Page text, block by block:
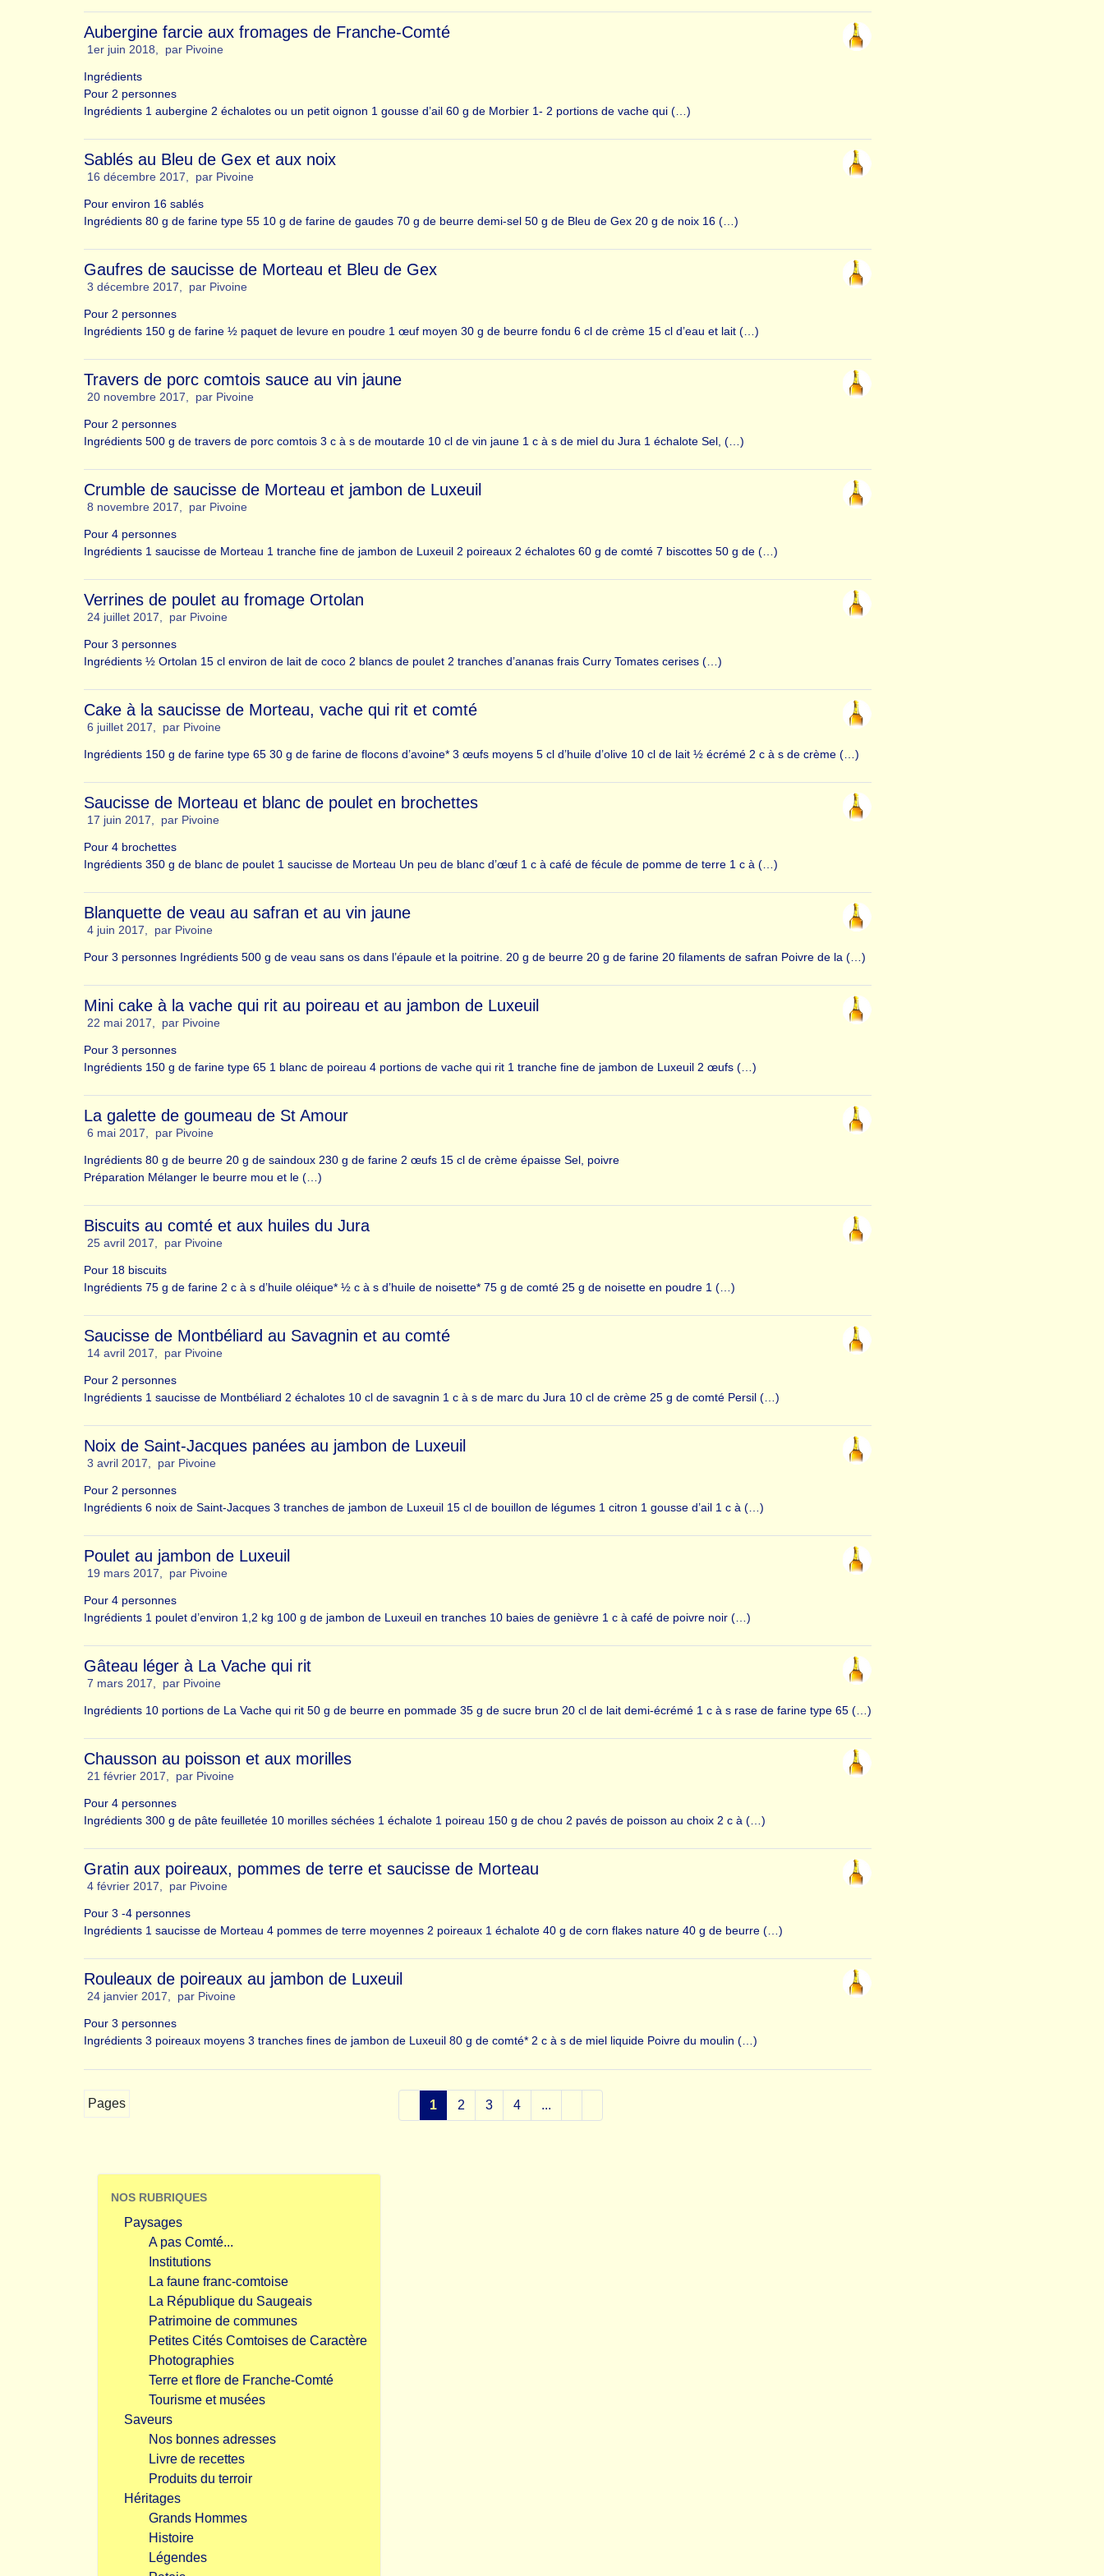
Aubergine farcie aux fromages de Franche-Comté
1er juin 2018, par Pivoine
Ingrédients
Pour 2 personnes
Ingrédients 1 aubergine 2 échalotes ou un petit oignon 1 gousse d’ail 60 g de Morbier 1- 2 portions de vache qui (…)
Sablés au Bleu de Gex et aux noix
16 décembre 2017, par Pivoine
Pour environ 16 sablés
Ingrédients 80 g de farine type 55 10 g de farine de gaudes 70 g de beurre demi-sel 50 g de Bleu de Gex 20 g de noix 16 (…)
Gaufres de saucisse de Morteau et Bleu de Gex
3 décembre 2017, par Pivoine
Pour 2 personnes
Ingrédients 150 g de farine ½ paquet de levure en poudre 1 œuf moyen 30 g de beurre fondu 6 cl de crème 15 cl d’eau et lait (…)
Travers de porc comtois sauce au vin jaune
20 novembre 2017, par Pivoine
Pour 2 personnes
Ingrédients 500 g de travers de porc comtois 3 c à s de moutarde 10 cl de vin jaune 1 c à s de miel du Jura 1 échalote Sel, (…)
Crumble de saucisse de Morteau et jambon de Luxeuil
8 novembre 2017, par Pivoine
Pour 4 personnes
Ingrédients 1 saucisse de Morteau 1 tranche fine de jambon de Luxeuil 2 poireaux 2 échalotes 60 g de comté 7 biscottes 50 g de (…)
Verrines de poulet au fromage Ortolan
24 juillet 2017, par Pivoine
Pour 3 personnes
Ingrédients ½ Ortolan 15 cl environ de lait de coco 2 blancs de poulet 2 tranches d’ananas frais Curry Tomates cerises (…)
Cake à la saucisse de Morteau, vache qui rit et comté
6 juillet 2017, par Pivoine
Ingrédients 150 g de farine type 65 30 g de farine de flocons d’avoine* 3 œufs moyens 5 cl d’huile d’olive 10 cl de lait ½ écrémé 2 c à s de crème (…)
Saucisse de Morteau et blanc de poulet en brochettes
17 juin 2017, par Pivoine
Pour 4 brochettes
Ingrédients 350 g de blanc de poulet 1 saucisse de Morteau Un peu de blanc d’œuf 1 c à café de fécule de pomme de terre 1 c à (…)
Blanquette de veau au safran et au vin jaune
4 juin 2017, par Pivoine
Pour 3 personnes Ingrédients 500 g de veau sans os dans l’épaule et la poitrine. 20 g de beurre 20 g de farine 20 filaments de safran Poivre de la (…)
Mini cake à la vache qui rit au poireau et au jambon de Luxeuil
22 mai 2017, par Pivoine
Pour 3 personnes
Ingrédients 150 g de farine type 65 1 blanc de poireau 4 portions de vache qui rit 1 tranche fine de jambon de Luxeuil 2 œufs (…)
La galette de goumeau de St Amour
6 mai 2017, par Pivoine
Ingrédients 80 g de beurre 20 g de saindoux 230 g de farine 2 œufs 15 cl de crème épaisse Sel, poivre
Préparation Mélanger le beurre mou et le (…)
Biscuits au comté et aux huiles du Jura
25 avril 2017, par Pivoine
Pour 18 biscuits
Ingrédients 75 g de farine 2 c à s d’huile oléique* ½ c à s d’huile de noisette* 75 g de comté 25 g de noisette en poudre 1 (…)
Saucisse de Montbéliard au Savagnin et au comté
14 avril 2017, par Pivoine
Pour 2 personnes
Ingrédients 1 saucisse de Montbéliard 2 échalotes 10 cl de savagnin 1 c à s de marc du Jura 10 cl de crème 25 g de comté Persil (…)
Noix de Saint-Jacques panées au jambon de Luxeuil
3 avril 2017, par Pivoine
Pour 2 personnes
Ingrédients 6 noix de Saint-Jacques 3 tranches de jambon de Luxeuil 15 cl de bouillon de légumes 1 citron 1 gousse d’ail 1 c à (…)
Poulet au jambon de Luxeuil
19 mars 2017, par Pivoine
Pour 4 personnes
Ingrédients 1 poulet d’environ 1,2 kg 100 g de jambon de Luxeuil en tranches 10 baies de genièvre 1 c à café de poivre noir (…)
Gâteau léger à La Vache qui rit
7 mars 2017, par Pivoine
Ingrédients 10 portions de La Vache qui rit 50 g de beurre en pommade 35 g de sucre brun 20 cl de lait demi-écrémé 1 c à s rase de farine type 65 (…)
Chausson au poisson et aux morilles
21 février 2017, par Pivoine
Pour 4 personnes
Ingrédients 300 g de pâte feuilletée 10 morilles séchées 1 échalote 1 poireau 150 g de chou 2 pavés de poisson au choix 2 c à (…)
Gratin aux poireaux, pommes de terre et saucisse de Morteau
4 février 2017, par Pivoine
Pour 3 -4 personnes
Ingrédients 1 saucisse de Morteau 4 pommes de terre moyennes 2 poireaux 1 échalote 40 g de corn flakes nature 40 g de beurre (…)
Rouleaux de poireaux au jambon de Luxeuil
24 janvier 2017, par Pivoine
Pour 3 personnes
Ingrédients 3 poireaux moyens 3 tranches fines de jambon de Luxeuil 80 g de comté* 2 c à s de miel liquide Poivre du moulin (…)
Pages 1 2 3 4 ...
NOS RUBRIQUES
Paysages
A pas Comté...
Institutions
La faune franc-comtoise
La République du Saugeais
Patrimoine de communes
Petites Cités Comtoises de Caractère
Photographies
Terre et flore de Franche-Comté
Tourisme et musées
Saveurs
Nos bonnes adresses
Livre de recettes
Produits du terroir
Héritages
Grands Hommes
Histoire
Légendes